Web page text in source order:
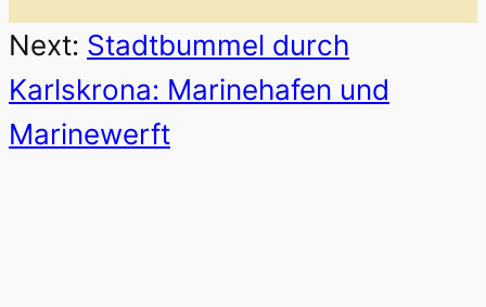
Next: Stadtbummel durch
Karlskrona: Marinehafen und
Marinewerft